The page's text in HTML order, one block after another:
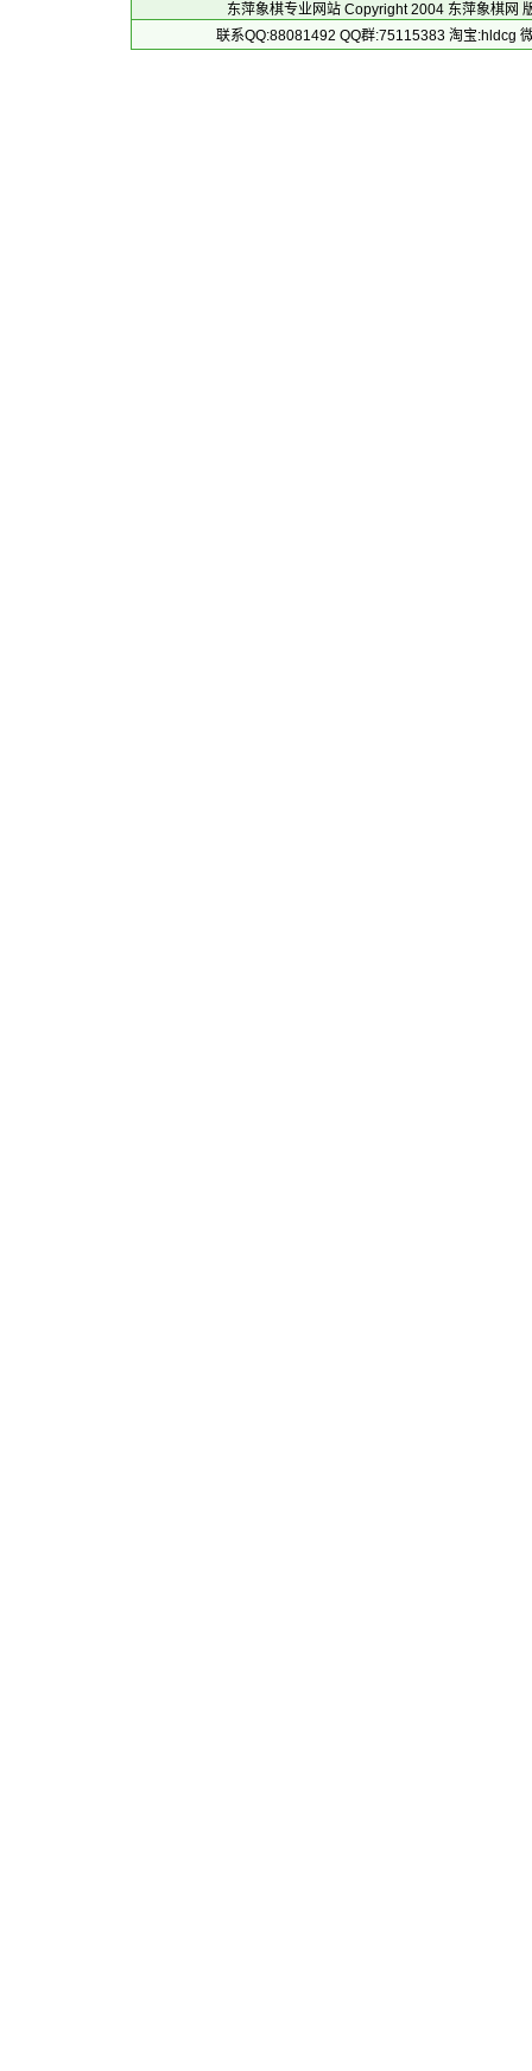
东萍象棋专业网站 Copyright 2004 东萍象棋网
联系QQ:88081492 QQ群:75115383 淘宝:hldcg